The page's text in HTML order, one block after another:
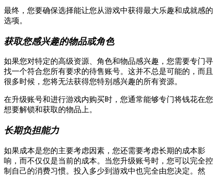
最终，您要确保选择能让您从游戏中获得最大乐趣和成就感的
选项。
获取您感兴趣的物品或角色
如果您对特定的高级资源、角色和物品感兴趣，您需要专门寻
找一个符合您所有要求的待售账号。这并不总是可能的，而且
很多时候，您将无法获得您特别感兴趣的所有资源。
在升级账号和进行游戏内购买时，您通常能够专门将钱花在您
想要解锁和获取的物品上。
长期负担能力
如果成本是您的主要考虑因素，您还需要考虑长期的成本影
响，而不仅仅是当前的成本。当您升级账号时，您可以完全控
制自己的消费习惯。投入多少到游戏中也完全由您决定。然